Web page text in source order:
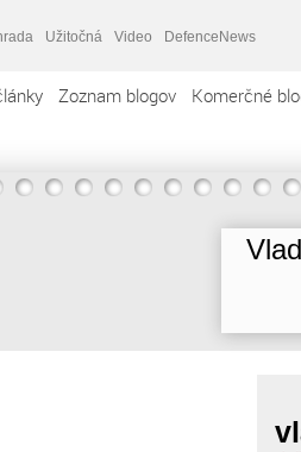
Užitočná Video DefenceNews
Zoznam blogov Komerčné